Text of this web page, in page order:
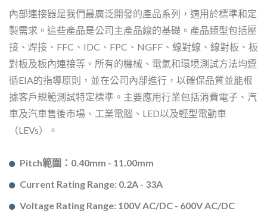
內部連接器是我們最廣泛開發的產品系列，適用於標準和定
製需求。這些產品是公司主產品線的基礎。產品類型包括壓
接、焊接、FFC、IDC、FPC、NGFF、線對線、線對板、板
對板及板內連接等。所有的機械、電氣和環境測試方法均遵
循EIA的指導原則，並在公司內部進行，以確保品質並能根
據客戶規範測試特定標準。主要應用行業包括消費電子、汽
車及汽車售後市場、工業電腦、LED以及輕型電動車
（LEVs）。
Pitch範圍：0.40mm - 11.00mm
Current Rating Range: 0.2A - 33A
Voltage Rating Range: 100V AC/DC - 600V AC/DC